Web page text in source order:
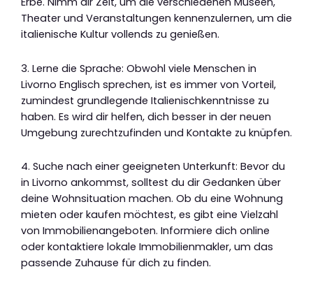
Theater und Veranstaltungen kennenzulernen, um die
italienische Kultur vollends zu genießen.
3. Lerne die Sprache: Obwohl viele Menschen in
Livorno Englisch sprechen, ist es immer von Vorteil,
zumindest grundlegende Italienischkenntnisse zu
haben. Es wird dir helfen, dich besser in der neuen
Umgebung zurechtzufinden und Kontakte zu knüpfen.
4. Suche nach einer geeigneten Unterkunft: Bevor du
in Livorno ankommst, solltest du dir Gedanken über
deine Wohnsituation machen. Ob du eine Wohnung
mieten oder kaufen möchtest, es gibt eine Vielzahl
von Immobilienangeboten. Informiere dich online
oder kontaktiere lokale Immobilienmakler, um das
passende Zuhause für dich zu finden.